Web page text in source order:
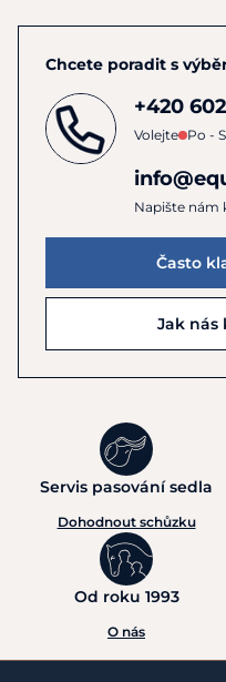
Chcete poradit s
+420
Volejte Po -
Napište nám
Často
Jak nás
Servis pasování sedla
Dohodnout schůzku
Od roku 1993
O nás